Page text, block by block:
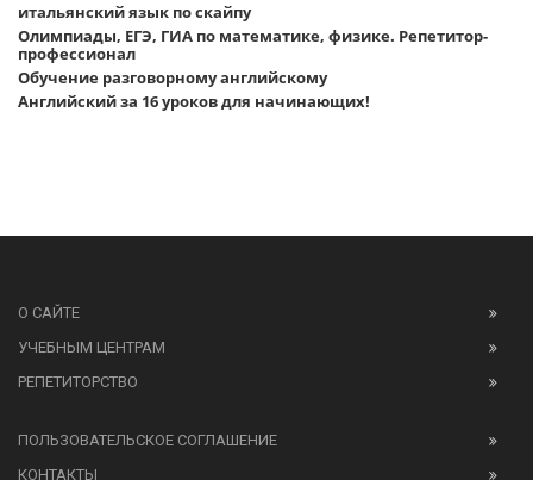
итальянский язык по скайпу
Олимпиады, ЕГЭ, ГИА по математике, физике. Репетитор-
профессионал
Обучение разговорному английскому
Английский за 16 уроков для начинающих!
О САЙТЕ
УЧЕБНЫМ ЦЕНТРАМ
РЕПЕТИТОРСТВО
ПОЛЬЗОВАТЕЛЬСКОЕ СОГЛАШЕНИЕ
КОНТАКТЫ